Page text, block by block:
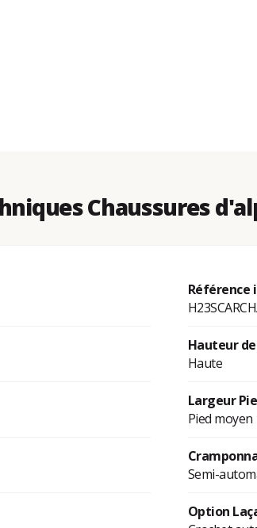
Chaussures
Référence
Hauteur
Haute
Largeur
Pied moyen
Semi-
Option